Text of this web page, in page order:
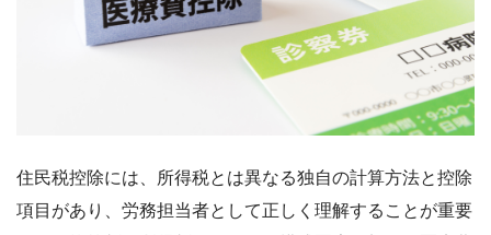
住民税控除には、所得税とは異なる独自の計算方法と控除
項目があり、労務担当者として正しく理解することが重要